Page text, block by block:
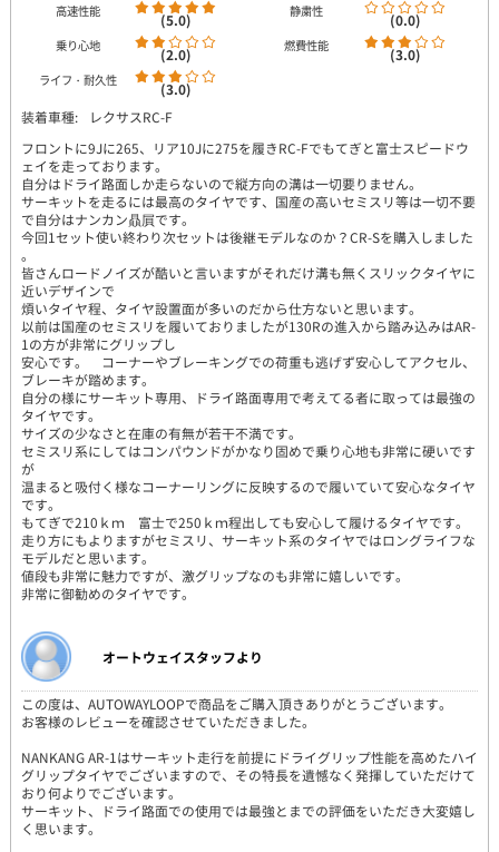
高速性能 (5.0) 静粛性 (0.0)
乗り心地 (2.0) 燃費性能 (3.0)
ライフ・耐久性
(3.0)
装着車種:
レクサスRC-F
フロントに9Jに265、リア10Jに275を履きRC-Fでもてぎと富士スピードウ
ェイを走っております。
自分はドライ路面しか走らないので縦方向の溝は一切要りません。
サーキットを走るには最高のタイヤです、国産の高いセミスリ等は一切不要
で自分はナンカン贔屓です。
今回1セット使い終わり次セットは後継モデルなのか？CR-Sを購入しました
。
皆さんロードノイズが酷いと言いますがそれだけ溝も無くスリックタイヤに
近いデザインで
煩いタイヤ程、タイヤ設置面が多いのだから仕方ないと思います。
以前は国産のセミスリを履いておりましたが130Rの進入から踏み込みはAR-
1の方が非常にグリップし
安心です。 コーナーやブレーキングでの荷重も逃げず安心してアクセル、
ブレーキが踏めます。
自分の様にサーキット専用、ドライ路面専用で考えてる者に取っては最強の
タイヤです。
サイズの少なさと在庫の有無が若干不満です。
セミスリ系にしてはコンパウンドがかなり固めで乗り心地も非常に硬いです
が
温まると吸付く様なコーナーリングに反映するので履いていて安心なタイヤ
です。
もてぎで210ｋｍ 富士で250ｋｍ程出しても安心して履けるタイヤです。
走り方にもよりますがセミスリ、サーキット系のタイヤではロングライフな
モデルだと思います。
値段も非常に魅力ですが、激グリップなのも非常に嬉しいです。
非常に御勧めのタイヤです。
オートウェイスタッフより
この度は、AUTOWAYLOOPで商品をご購入頂きありがとうございます。
お客様のレビューを確認させていただきました。
NANKANG AR-1はサーキット走行を前提にドライグリップ性能を高めたハイ
グリップタイヤでございますので、その特長を遺憾なく発揮していただけて
おり何よりでございます。
サーキット、ドライ路面での使用では最強とまでの評価をいただき大変嬉し
く思います。